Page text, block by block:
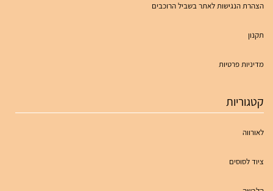
הצהרת הנגישות לאתר בשביל הרוכבים
תקנון
מדיניות פרטיות
קטגוריות
לאורווה
ציוד לסוסים